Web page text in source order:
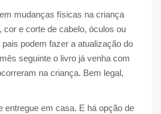
mudanças físicas na criança
cor e corte de cabelo, óculos ou
podem fazer a atualização do
seguinte o livro já venha com
na criança. Bem legal,
entregue em casa. E há opção de